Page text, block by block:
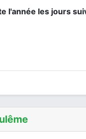
l'année les jours